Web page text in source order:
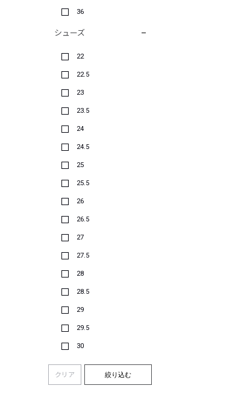
36
シューズ
22
22.5
23
23.5
24
24.5
25
25.5
26
26.5
27
27.5
28
28.5
29
29.5
30
クリア 絞り込む